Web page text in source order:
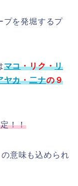
プを発堀するプ
マコ・リク・リ
ヤカ・二ナの９
！！
の意味も込められ